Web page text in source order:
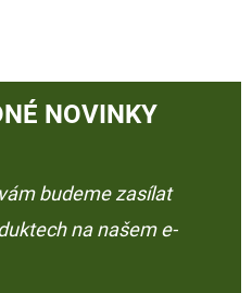
NOVINKY
budeme zasílat
na našem e-